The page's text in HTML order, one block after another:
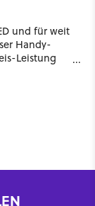
und für weit
Handy-
Leistung